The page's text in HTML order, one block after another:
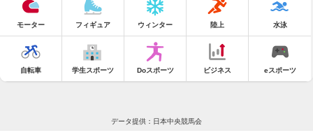
モーター フィギュア ウィンター 陸上 水泳
自転車 学生スポーツ Doスポーツ ビジネス eスポーツ
データ提供：日本中央競馬会